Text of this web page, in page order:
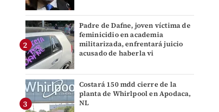
Padre de Dafne, joven víctima de
feminicidio en academia
militarizada, enfrentará juicio
acusado de haberla vi
Costará 150 mdd cierre de la
planta de Whirlpool en Apodaca,
NL